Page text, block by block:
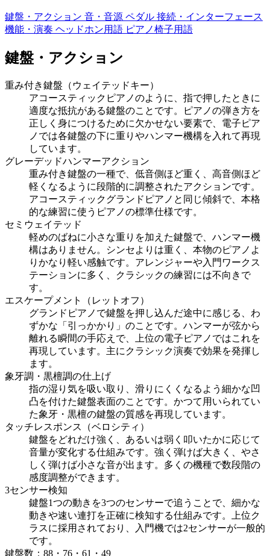
鍵盤・アクション 音・音源 ペダル 接続・インターフェース
機能・演奏 ヘッドホン用語 ピアノ椅子用語
鍵盤・アクション
重み付き鍵盤（ウェイテッドキー）
アコースティックピアノのように、指で押したときに
適度な抵抗がある鍵盤のことです。ピアノの弾き方を
正しく身につけるために欠かせない要素で、電子ピア
ノでは各鍵盤の下に重りやハンマー機構を入れて再現
しています。
グレーデッドハンマーアクション
重み付き鍵盤の一種で、低音側ほど重く、高音側ほど
軽くなるように段階的に調整されたアクションです。
アコースティックグランドピアノと同じ傾斜で、本格
的な練習に使うピアノの標準仕様です。
セミウェイテッド
軽めのばねに小さな重りを加えた鍵盤で、ハンマー機
構はありません。シンセよりは重く、本物のピアノよ
りかなり軽い感触です。アレンジャーや入門ワークス
テーションに多く、クラシックの練習には不向きで
す。
エスケープメント（レットオフ）
グランドピアノで鍵盤を押し込んだ途中に感じる、わ
ずかな「引っかかり」のことです。ハンマーが弦から
離れる瞬間の手応えで、上位の電子ピアノではこれを
再現しています。主にクラシック演奏で効果を発揮し
ます。
象牙調・黒檀調の仕上げ
指の湿り気を吸い取り、滑りにくくなるよう細かな凹
凸を付けた鍵盤表面のことです。かつて用いられてい
た象牙・黒檀の鍵盤の質感を再現しています。
タッチレスポンス（ベロシティ）
鍵盤をどれだけ強く、あるいは弱く叩いたかに応じて
音量が変化する仕組みです。強く弾けば大きく、やさ
しく弾けば小さな音が出ます。多くの機種で数段階の
感度調整ができます。
3センサー検知
鍵盤1つの動きを3つのセンサーで追うことで、細かな
動きや速い連打を正確に検知する仕組みです。上位ク
ラスに採用されており、入門機では2センサーが一般的
です。
鍵盤数：88・76・61・49